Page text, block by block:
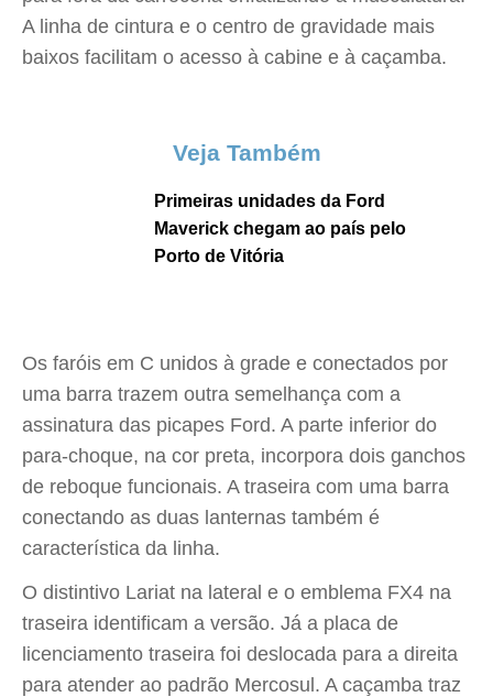
A linha de cintura e o centro de gravidade mais
baixos facilitam o acesso à cabine e à caçamba.
Veja Também
Primeiras unidades da Ford
Maverick chegam ao país pelo
Porto de Vitória
Os faróis em C unidos à grade e conectados por
uma barra trazem outra semelhança com a
assinatura das picapes Ford. A parte inferior do
para-choque, na cor preta, incorpora dois ganchos
de reboque funcionais. A traseira com uma barra
conectando as duas lanternas também é
característica da linha.
O distintivo Lariat na lateral e o emblema FX4 na
traseira identificam a versão. Já a placa de
licenciamento traseira foi deslocada para a direita
para atender ao padrão Mercosul. A caçamba traz